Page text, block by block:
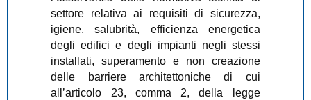
settore relativa ai requisiti di sicurezza,
igiene, salubrità, efficienza energetica
degli edifici e degli impianti negli stessi
installati, superamento e non creazione
delle barriere architettoniche di cui
all’articolo 23, comma 2, della legge